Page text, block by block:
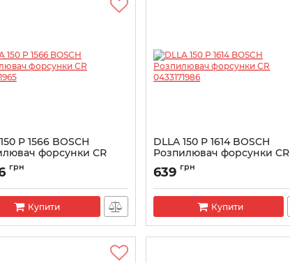
P 1566 BOSCH
форсунки CR
грн
Купити
DLLA 150 P 1614 BOSCH
Розпилювач форсунки CR
0433171986
Артикул:
639 грн
Купити